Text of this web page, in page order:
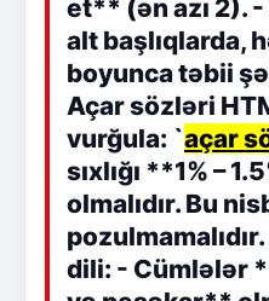
et** (ən azı 2).
alt başlıqlarda,
boyunca təbii
Açar sözləri
vurğula: `açar
sıxlığı **1% –
olmalıdır. Bu
dili: - Cümlələr